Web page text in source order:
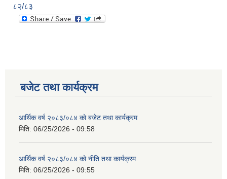
८२/८३
बजेट तथा कार्यक्रम
आर्थिक वर्ष २०८३/०८४ को बजेट तथा कार्यक्रम
मिति: 06/25/2026 - 09:58
आर्थिक वर्ष २०८३/०८४ को नीति तथा कार्यक्रम
मिति: 06/25/2026 - 09:55